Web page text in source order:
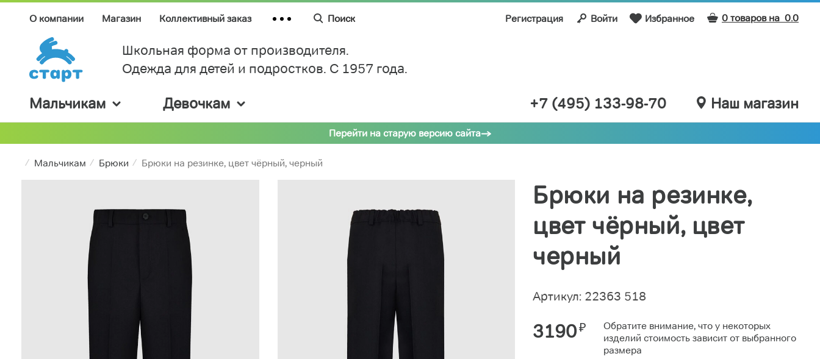
О компании Магазин Коллективный заказ Поиск Регистрация Войти Избранное 0 товаров на 0.0
Школьная форма от производителя.
Одежда для детей и подростков. C 1957 года.
Мальчикам Девочкам +7 (495) 133-98-70 Наш магазин
Перейти на старую версию сайта
Мальчикам Брюки Брюки на резинке, цвет чёрный, черный
Брюки на резинке,
цвет чёрный, цвет
черный
Артикул: 22363 518
3190₽
Обратите внимание, что у некоторых
изделий стоимость зависит от выбранного
размера